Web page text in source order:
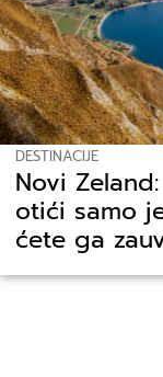
DESTINACIJE
Novi
otići samo
ćete ga